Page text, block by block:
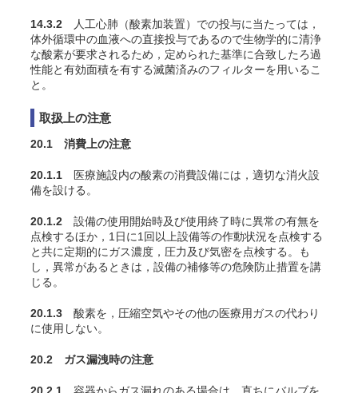
14.3.2 人工心肺（酸素加装置）での投与に当たっては，
体外循環中の血液への直接投与であるので生物学的に清浄
な酸素が要求されるため，定められた基準に合致したろ過
性能と有効面積を有する滅菌済みのフィルターを用いるこ
と。
取扱上の注意
20.1 消費上の注意
20.1.1 医療施設内の酸素の消費設備には，適切な消火設
備を設ける。
20.1.2 設備の使用開始時及び使用終了時に異常の有無を
点検するほか，1日に1回以上設備等の作動状況を点検する
と共に定期的にガス濃度，圧力及び気密を点検する。も
し，異常があるときは，設備の補修等の危険防止措置を講
じる。
20.1.3 酸素を，圧縮空気やその他の医療用ガスの代わり
に使用しない。
20.2 ガス漏洩時の注意